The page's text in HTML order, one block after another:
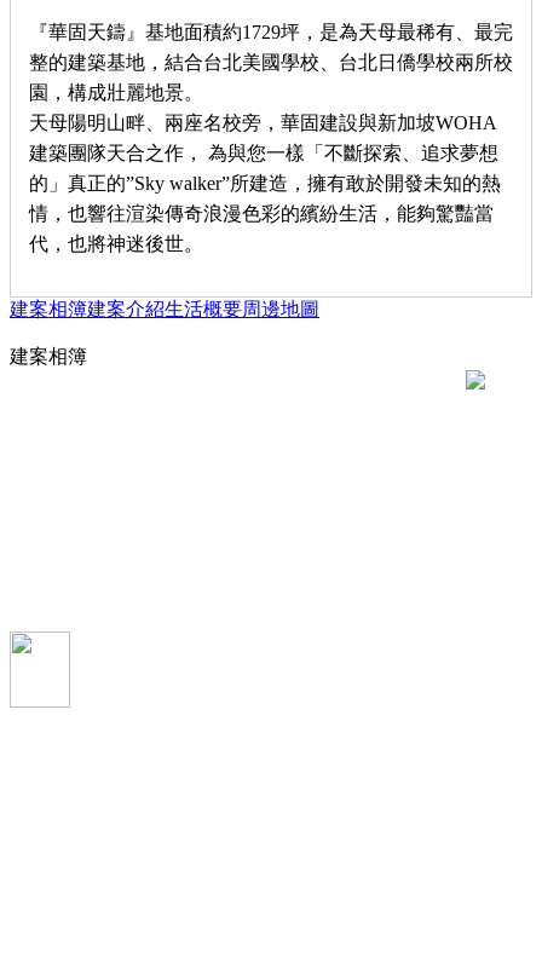
『華固天鑄』基地面積約1729坪，是為天母最稀有、最完
整的建築基地，結合台北美國學校、台北日僑學校兩所校
園，構成壯麗地景。
天母陽明山畔、兩座名校旁，華固建設與新加坡WOHA
建築團隊天合之作， 為與您一樣「不斷探索、追求夢想
的」真正的”Sky walker”所建造，擁有敢於開發未知的熱
情，也響往渲染傳奇浪漫色彩的繽紛生活，能夠驚豔當
代，也將神迷後世。
建案相簿建案介紹生活概要周邊地圖
建案相簿